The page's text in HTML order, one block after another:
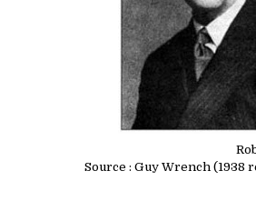
Source : Guy Wrench (1938